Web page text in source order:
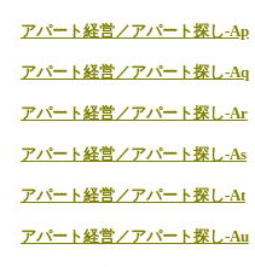
アパート経営／アパート探し-Ap
アパート経営／アパート探し-Aq
アパート経営／アパート探し-Ar
アパート経営／アパート探し-As
アパート経営／アパート探し-At
アパート経営／アパート探し-Au